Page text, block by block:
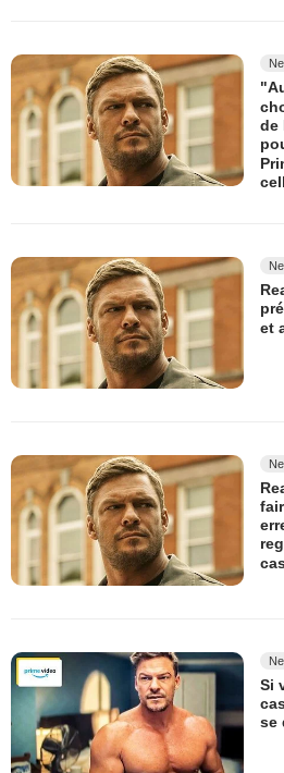
de
et
Si
se